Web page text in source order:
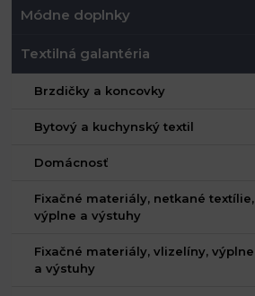
Módne doplnky
Textilná galantéria
Brzdičky a koncovky
Bytový a kuchynský textil
Domácnosť
Fixačné materiály, netkané textílie,
výplne a výstuhy
Fixačné materiály, vlizelíny, výplne
a výstuhy